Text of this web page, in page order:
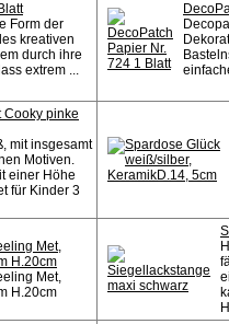
Form der
kreativen
durch ihre
extrem ...
Cooky pinke
mit insgesamt
Motiven.
einer Höhe
für Kinder 3
Met,
H.20cm
Met,
H.20cm